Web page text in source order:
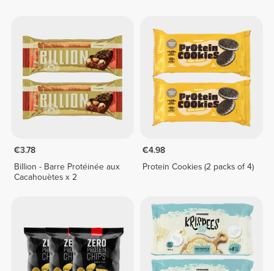
€3.78
Billion - Barre Protéinée aux
Cacahouètes x 2
€4.98
Protein Cookies (2 packs of 4)